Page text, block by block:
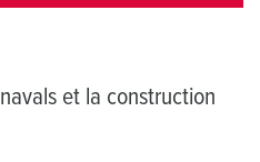
et la construction